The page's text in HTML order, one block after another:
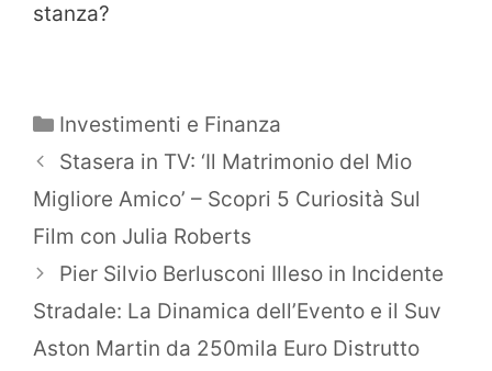
stanza?
Categorie
Investimenti e Finanza
Stasera in TV: ‘Il Matrimonio del Mio
Migliore Amico’ – Scopri 5 Curiosità Sul
Film con Julia Roberts
Pier Silvio Berlusconi Illeso in Incidente
Stradale: La Dinamica dell’Evento e il Suv
Aston Martin da 250mila Euro Distrutto